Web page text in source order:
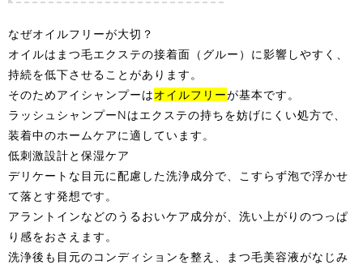
なぜオイルフリーが大切？
オイルはまつ毛エクステの接着面（グルー）に影響しやすく、
持続を低下させることがあります。
そのためアイシャンプーはオイルフリーが基本です。
ラッシュシャンプーNはエクステの持ちを妨げにくい処方で、
装着中のホームケアに適しています。
低刺激設計と保湿ケア
デリケートな目元に配慮した洗浄成分で、こすらず泡で浮かせ
て落とす発想です。
アラントインなどのうるおいケア成分が、洗い上がりのつっぱ
り感をおさえます。
洗浄後も目元のコンディションを整え、まつ毛美容液がなじみ